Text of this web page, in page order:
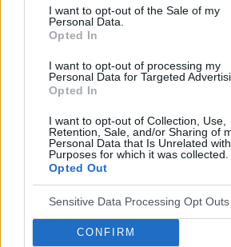
I want to opt-out of the Sale of my
Personal Data.
Opted In
I want to opt-out of processing my
Personal Data for Targeted
Opted In
I want to opt-out of Collection, Use,
Retention, Sale, and/or Sharing of
Personal Data that Is Unrelated
Purposes for which it was collected.
Opted Out
Sensitive Data Processing Opt Outs
CONFIRM
embolizacja mięśniaków macicy
ropień gruczołu bartholina